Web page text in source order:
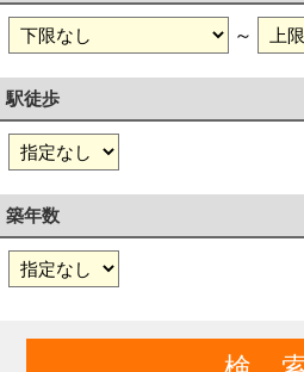
～
駅徒歩
築年数